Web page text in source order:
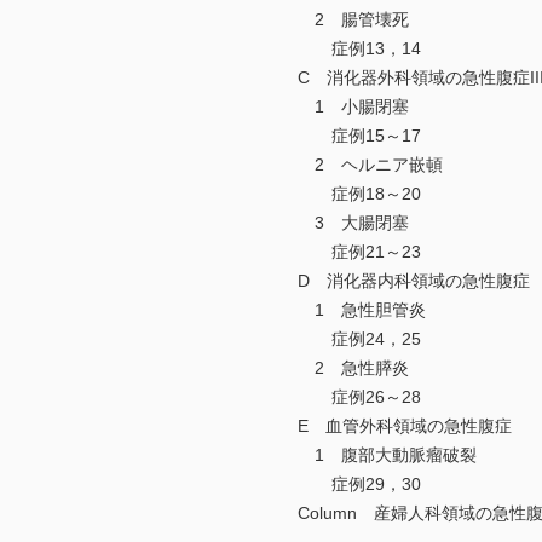
2 腸管壊死
症例13，14
C 消化器外科領域の急性腹症
1 小腸閉塞
症例15～17
2 ヘルニア嵌頓
症例18～20
3 大腸閉塞
症例21～23
D 消化器内科領域の急性腹症
1 急性胆管炎
症例24，25
2 急性膵炎
症例26～28
E 血管外科領域の急性腹症
1 腹部大動脈瘤破裂
症例29，30
Column 産婦人科領域の急性